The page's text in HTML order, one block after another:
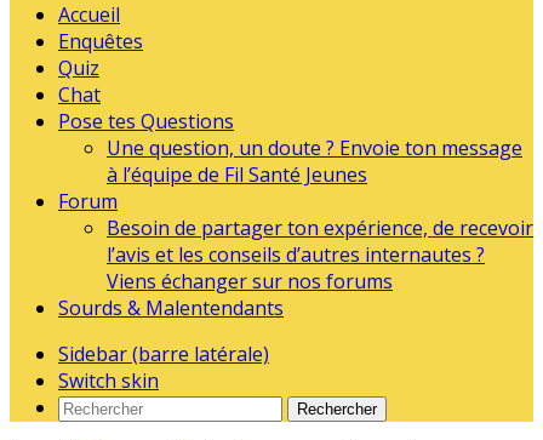
Accueil
Enquêtes
Quiz
Chat
Pose tes Questions
Une question, un doute ? Envoie ton message
à l’équipe de Fil Santé Jeunes
Forum
Besoin de partager ton expérience, de recevoir
l’avis et les conseils d’autres internautes ?
Viens échanger sur nos forums
Sourds & Malentendants
Sidebar (barre latérale)
Switch skin
Rechercher